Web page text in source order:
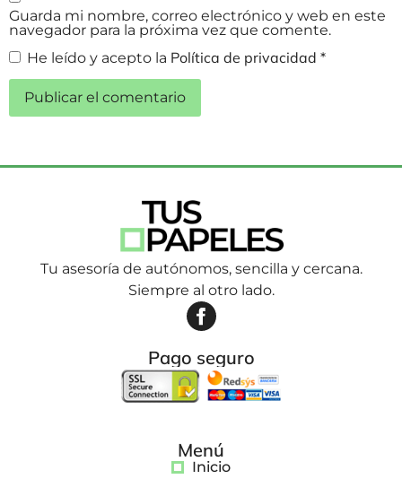
Guarda mi nombre, correo electrónico y web en este
navegador para la próxima vez que comente.
He leído y acepto la Política de privacidad *
Tu asesoría de autónomos, sencilla y cercana.
Siempre al otro lado.
Pago seguro
Menú
Inicio